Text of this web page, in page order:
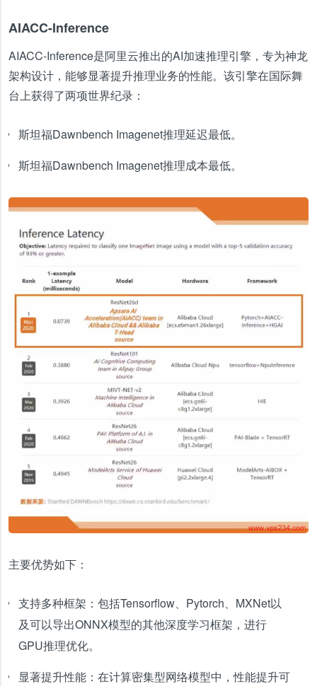
AIACC-Inference
AIACC-Inference是阿里云推出的AI加速推理引擎，专为神龙
架构设计，能够显著提升推理业务的性能。该引擎在国际舞
台上获得了两项世界纪录：
斯坦福Dawnbench Imagenet推理延迟最低。
斯坦福Dawnbench Imagenet推理成本最低。
主要优势如下：
支持多种框架：包括Tensorflow、Pytorch、MXNet以
及可以导出ONNX模型的其他深度学习框架，进行
GPU推理优化。
显著提升性能：在计算密集型网络模型中，性能提升可